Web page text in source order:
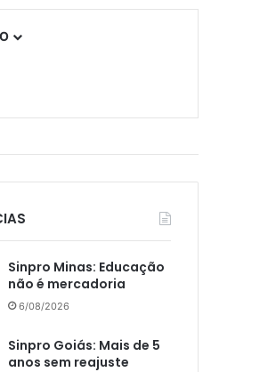
Sinpro Minas: Educação
não é mercadoria
6/08/2026
Sinpro Goiás: Mais de 5
anos sem reajuste